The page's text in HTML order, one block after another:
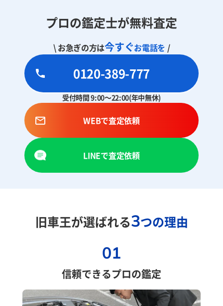
プロの鑑定士が無料査定
\ お急ぎの方は今すぐお電話を /
0120-389-777
受付時間 9:00～22:00(年中無休)
WEBで査定依頼
LINEで査定依頼
旧車王が選ばれる3つの理由
01
信頼できるプロの鑑定